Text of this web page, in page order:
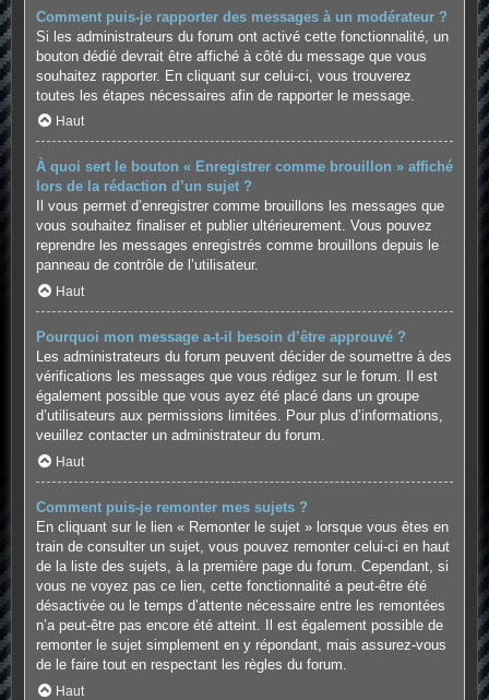
Comment puis-je rapporter des messages à un modérateur ?
Si les administrateurs du forum ont activé cette fonctionnalité, un
bouton dédié devrait être affiché à côté du message que vous
souhaitez rapporter. En cliquant sur celui-ci, vous trouverez
toutes les étapes nécessaires afin de rapporter le message.
Haut
À quoi sert le bouton « Enregistrer comme brouillon » affiché
lors de la rédaction d’un sujet ?
Il vous permet d’enregistrer comme brouillons les messages que
vous souhaitez finaliser et publier ultérieurement. Vous pouvez
reprendre les messages enregistrés comme brouillons depuis le
panneau de contrôle de l’utilisateur.
Haut
Pourquoi mon message a-t-il besoin d’être approuvé ?
Les administrateurs du forum peuvent décider de soumettre à des
vérifications les messages que vous rédigez sur le forum. Il est
également possible que vous ayez été placé dans un groupe
d’utilisateurs aux permissions limitées. Pour plus d’informations,
veuillez contacter un administrateur du forum.
Haut
Comment puis-je remonter mes sujets ?
En cliquant sur le lien « Remonter le sujet » lorsque vous êtes en
train de consulter un sujet, vous pouvez remonter celui-ci en haut
de la liste des sujets, à la première page du forum. Cependant, si
vous ne voyez pas ce lien, cette fonctionnalité a peut-être été
désactivée ou le temps d’attente nécessaire entre les remontées
n’a peut-être pas encore été atteint. Il est également possible de
remonter le sujet simplement en y répondant, mais assurez-vous
de le faire tout en respectant les règles du forum.
Haut